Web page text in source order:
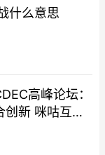
什么意思
高峰论坛：
创新 咪咕互娱